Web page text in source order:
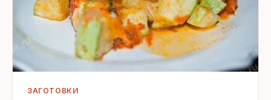
ЗАГОТОВКИ